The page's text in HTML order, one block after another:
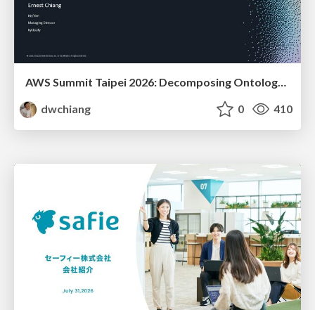
AWS Summit Taipei 2026: Decomposing Ontology and Agentic AI - Using Amazon Bedrock to Bring Living Water to Manufacturing ERP
dwchiang
0 410